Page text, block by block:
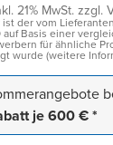
21% MwSt. zzgl.
ist der vom
auf Basis einer
für ähnliche
wurde (weitere
je 600 € *